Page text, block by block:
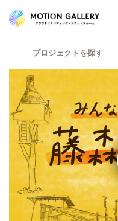
プロジェクトを探す